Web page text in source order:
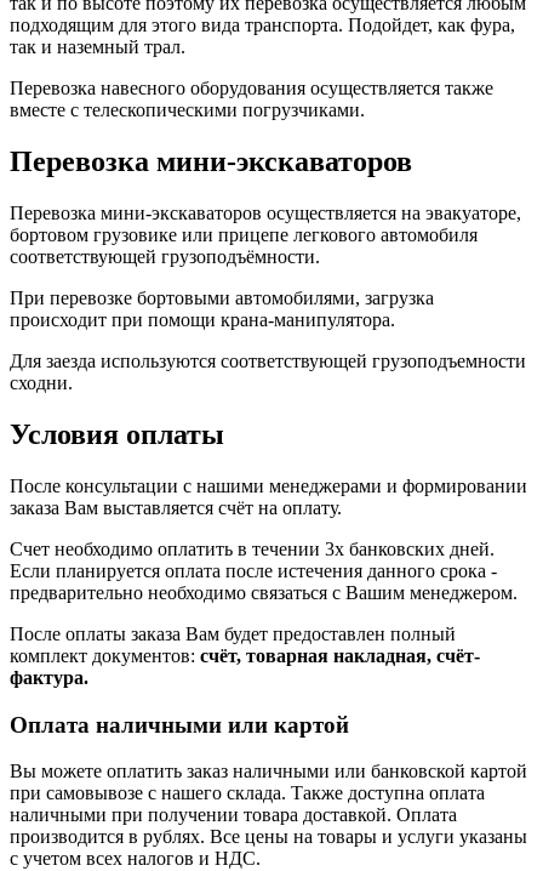
подходящим для этого вида транспорта. Подойдет, как фура,
так и наземный трал.
Перевозка навесного оборудования осуществляется также
вместе с телескопическими погрузчиками.
Перевозка мини-экскаваторов
Перевозка мини-экскаваторов осуществляется на эвакуаторе,
бортовом грузовике или прицепе легкового автомобиля
соответствующей грузоподъёмности.
При перевозке бортовыми автомобилями, загрузка
происходит при помощи крана-манипулятора.
Для заезда используются соответствующей грузоподъемности
сходни.
Условия оплаты
После консультации с нашими менеджерами и формировании
заказа Вам выставляется счёт на оплату.
Счет необходимо оплатить в течении 3х банковских дней.
Если планируется оплата после истечения данного срока -
предварительно необходимо связаться с Вашим менеджером.
После оплаты заказа Вам будет предоставлен полный
комплект документов: счёт, товарная накладная, счёт-
фактура.
Оплата наличными или картой
Вы можете оплатить заказ наличными или банковской картой
при самовывозе с нашего склада. Также доступна оплата
наличными при получении товара доставкой. Оплата
производится в рублях. Все цены на товары и услуги указаны
с учетом всех налогов и НДС.